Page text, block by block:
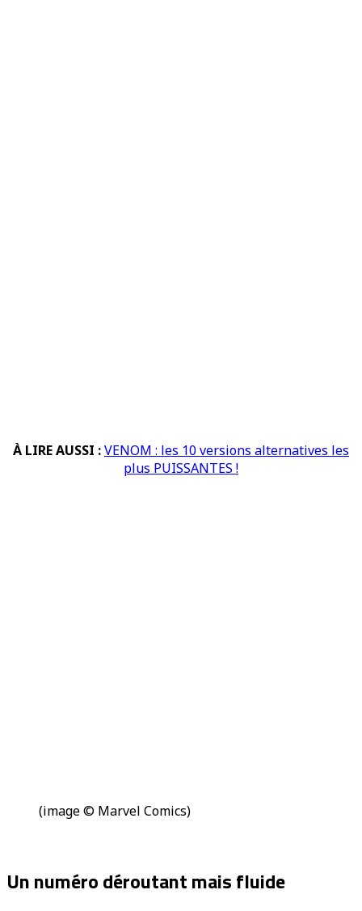
À LIRE AUSSI :VENOM : les 10 versions alternatives les
plus PUISSANTES !
(image © Marvel Comics)
Un numéro déroutant mais fluide